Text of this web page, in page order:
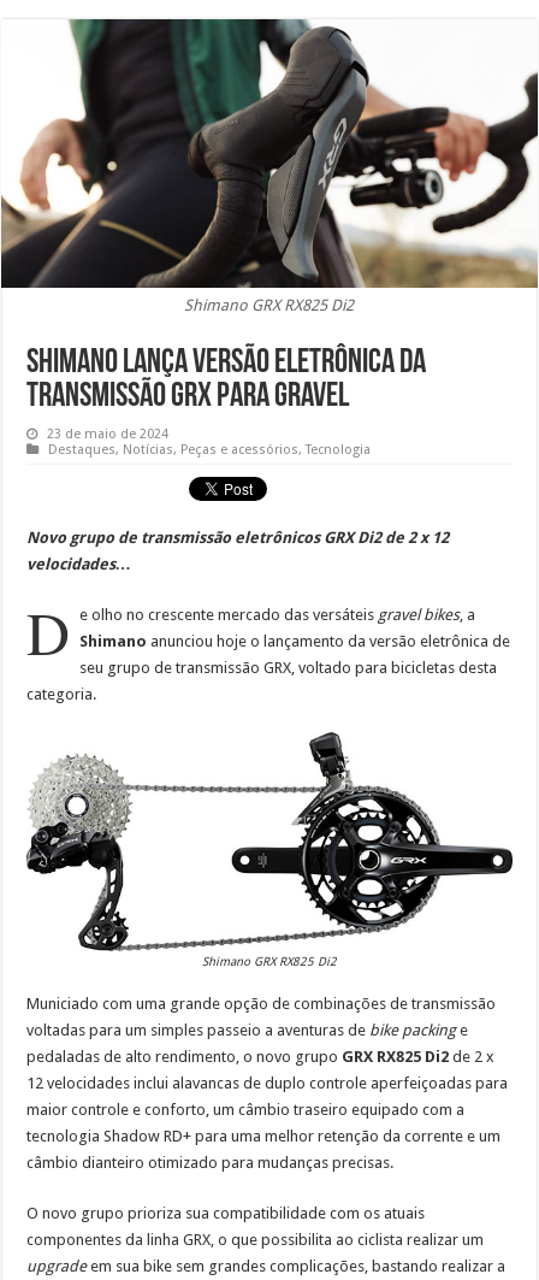
Shimano GRX RX825 Di2
Shimano lança versão eletrônica da
transmissão GRX para gravel
23 de maio de 2024
Destaques, Notícias, Peças e acessórios,Tecnologia
Novo grupo de transmissão eletrônicos GRX Di2 de 2 x 12
velocidades…
D e olho no crescente mercado das versáteis gravel bikes, a
Shimano anunciou hoje o lançamento da versão eletrônica de
seu grupo de transmissão GRX, voltado para bicicletas desta
categoria.
Shimano GRX RX825 Di2
Municiado com uma grande opção de combinações de transmissão
voltadas para um simples passeio a aventuras de bike packinge
pedaladas de alto rendimento, o novo grupo GRX RX825 Di2 de 2 x
12 velocidades inclui alavancas de duplo controle aperfeiçoadas para
maior controle e conforto, um câmbio traseiro equipado com a
tecnologia Shadow RD+ para uma melhor retenção da corrente e um
câmbio dianteiro otimizado para mudanças precisas.
O novo grupo prioriza sua compatibilidade com os atuais
componentes da linha GRX, o que possibilita ao ciclista realizar um
upgradeem sua bike sem grandes complicações, bastando realizar a